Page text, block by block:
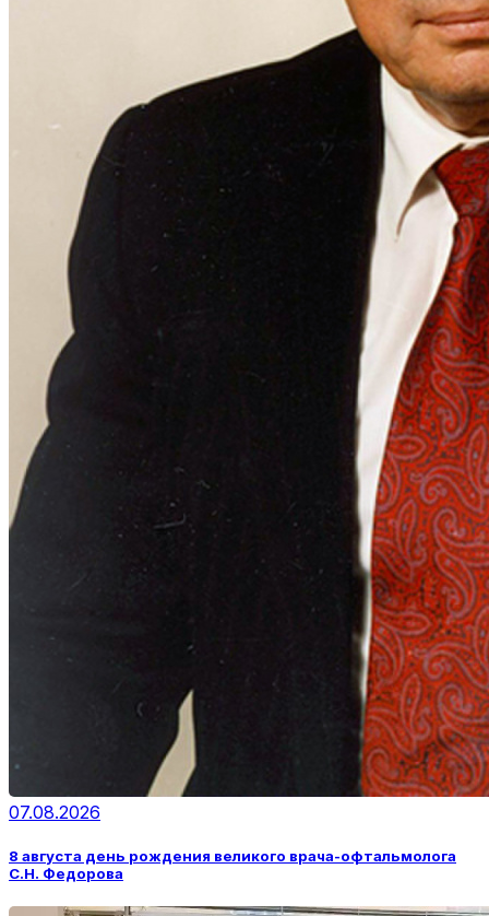
07.08.2026
8 августа день рождения великого врача-офтальмолога
С.Н. Федорова